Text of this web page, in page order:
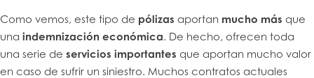
Como vemos, este tipo de pólizas aportan mucho más que
una indemnización económica. De hecho, ofrecen toda
una serie de servicios importantes que aportan mucho valor
en caso de sufrir un siniestro. Muchos contratos actuales